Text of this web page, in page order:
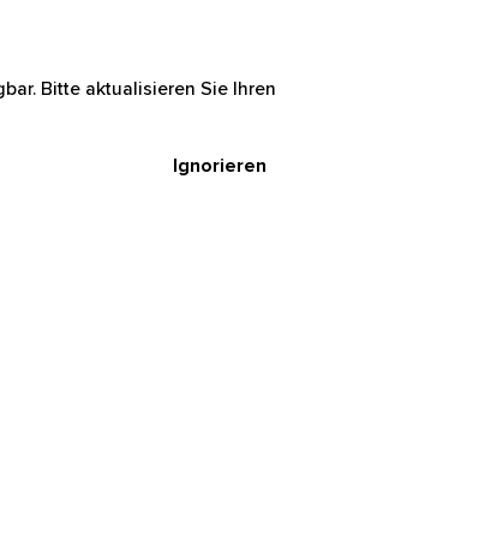
Bitte aktualisieren Sie Ihren
Ignorieren